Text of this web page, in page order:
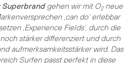
Superbrandgehen wir mit O2neue
‚can do‘ erlebbar
‚Experience Fields‘, durch die
stärker differenziert und durch
aufmerksamkeitsstärker wird. Das
Surfen passt perfekt in diese